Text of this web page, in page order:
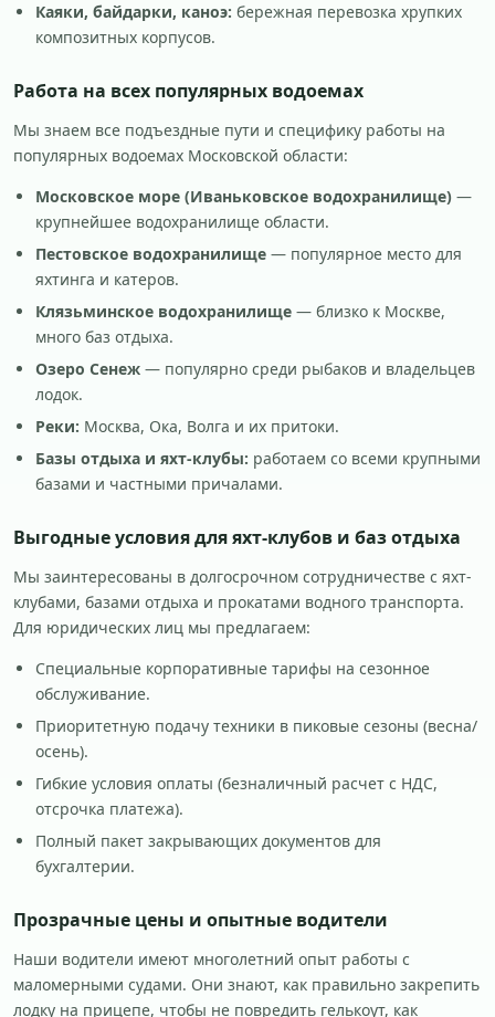
Каяки, байдарки, каноэ: бережная перевозка хрупких
композитных корпусов.
Работа на всех популярных водоемах
Мы знаем все подъездные пути и специфику работы на
популярных водоемах Московской области:
Московское море (Иваньковское водохранилище) —
крупнейшее водохранилище области.
Пестовское водохранилище — популярное место для
яхтинга и катеров.
Клязьминское водохранилище — близко к Москве,
много баз отдыха.
Озеро Сенеж — популярно среди рыбаков и владельцев
лодок.
Реки: Москва, Ока, Волга и их притоки.
Базы отдыха и яхт-клубы: работаем со всеми крупными
базами и частными причалами.
Выгодные условия для яхт-клубов и баз отдыха
Мы заинтересованы в долгосрочном сотрудничестве с яхт-
клубами, базами отдыха и прокатами водного транспорта.
Для юридических лиц мы предлагаем:
Специальные корпоративные тарифы на сезонное
обслуживание.
Приоритетную подачу техники в пиковые сезоны (весна/
осень).
Гибкие условия оплаты (безналичный расчет с НДС,
отсрочка платежа).
Полный пакет закрывающих документов для
бухгалтерии.
Прозрачные цены и опытные водители
Наши водители имеют многолетний опыт работы с
маломерными судами. Они знают, как правильно закрепить
лодку на прицепе, чтобы не повредить гелькоут, как